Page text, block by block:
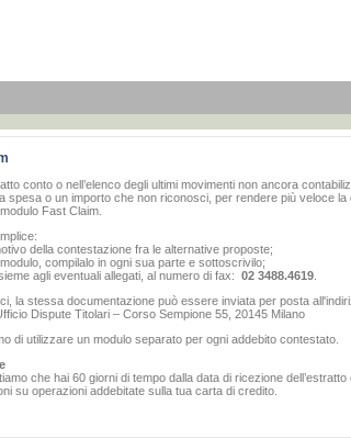
conto o nell’elenco degli ultimi movimenti non ancora
spesa o un importo che non riconosci, per rendere più veloce la
Fast Claim.
della contestazione fra le alternative proposte;
compilalo in ogni sua parte e sottoscrivilo;
agli eventuali allegati, al numero di fax: 02 3488.4619.
la stessa documentazione può essere inviata per posta
Dispute Titolari – Corso Sempione 55, 20145 Milano
di utilizzare un modulo separato per ogni addebito contestato.
che hai 60 giorni di tempo dalla data di ricezione
su operazioni addebitate sulla tua carta di credito.